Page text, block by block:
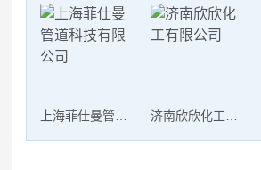
上海菲仕曼管道科技有限公司 济南欣欣化工有限公司